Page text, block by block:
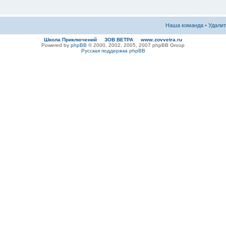
Наша команда •
Школа Приключений ЗОВ ВЕТРА www.zovvetra.ru
Powered by phpBB © 2000, 2002, 2005, 2007 phpBB Group
Русская поддержка phpBB